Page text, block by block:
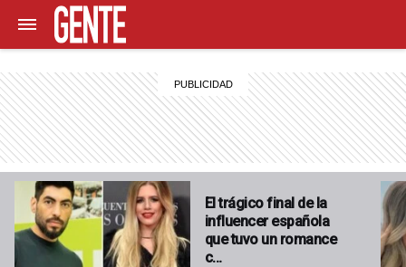
El trágico final de la
influencer española
que tuvo un romance
c…